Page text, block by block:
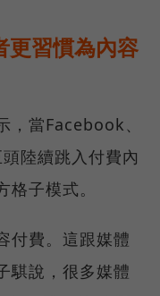
更習慣為內容
，當Facebook、
陸續跳入付費內
子模式。
付費。這跟媒體
騏說，很多媒體